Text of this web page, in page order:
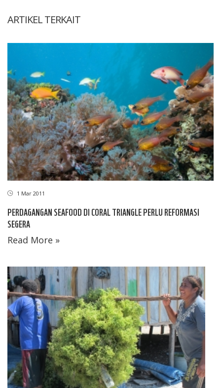
ARTIKEL TERKAIT
1 Mar 2011
PERDAGANGAN SEAFOOD DI CORAL TRIANGLE PERLU REFORMASI
SEGERA
Read More »